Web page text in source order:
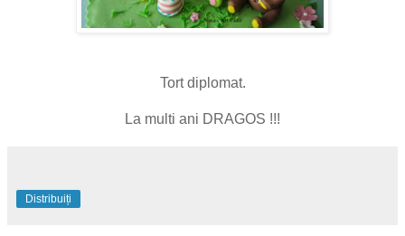
Tort diplomat.
La multi ani DRAGOS !!!
Distribuiți